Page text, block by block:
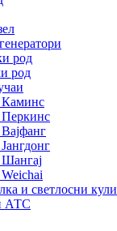
род
род
Каминс
Перкинс
и светлосни кули
АТС